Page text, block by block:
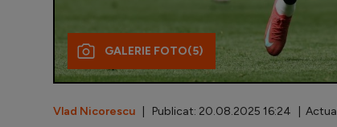
GALERIE FOTO(5)
Vlad Nicorescu | Publicat: 20.08.2025 16:24 |